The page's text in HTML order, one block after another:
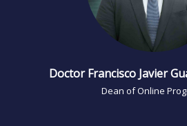
Doctor Francisco Javier
Dean of Online